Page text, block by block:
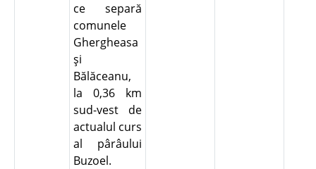
ce separă
comunele
Ghergheasa
şi
Bălăceanu,
la 0,36 km
sud-vest de
actualul curs
al pârâului
Buzoel.